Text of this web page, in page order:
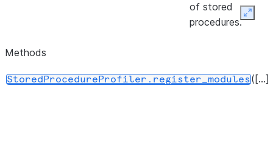
of stored
procedures.
Methods
StoredProcedureProfiler.register_modules([...])